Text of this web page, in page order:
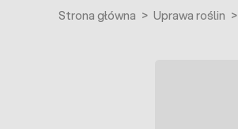
Strona główna > Uprawa roślin >